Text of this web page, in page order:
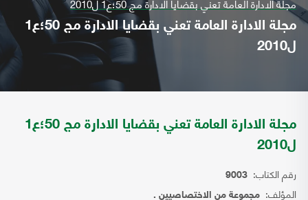
مجلة الادارة العامة تعني بقضايا الادارة مج 50؛ع1
ل2010
مجلة الادارة العامة تعني بقضايا الادارة مج 50؛ع1
ل2010
رقم الكتاب: 9003
المؤلف: مجموعة من الاختصاصيين .